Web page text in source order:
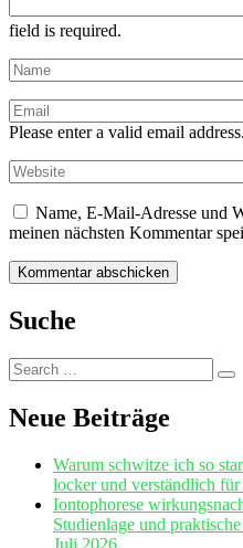
field is required.
Please enter a valid email address.
Name, E-Mail-Adresse und
meinen nächsten Kommentar
Suche
Search
for:
Neue Beiträge
Warum schwitze ich so
locker und verständlich für
Iontophorese
Studienlage und
Juli 2026